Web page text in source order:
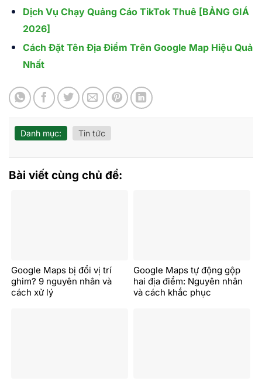
Dịch Vụ Chạy Quảng Cáo TikTok Thuê [BẢNG GIÁ
2026]
Cách Đặt Tên Địa Điểm Trên Google Map Hiệu Quả
Nhất
Danh mục: Tin tức
Bài viết cùng chủ đề:
Google Maps bị đổi vị trí
ghim? 9 nguyên nhân và
cách xử lý
Google Maps tự động gộp
hai địa điểm: Nguyên nhân
và cách khắc phục